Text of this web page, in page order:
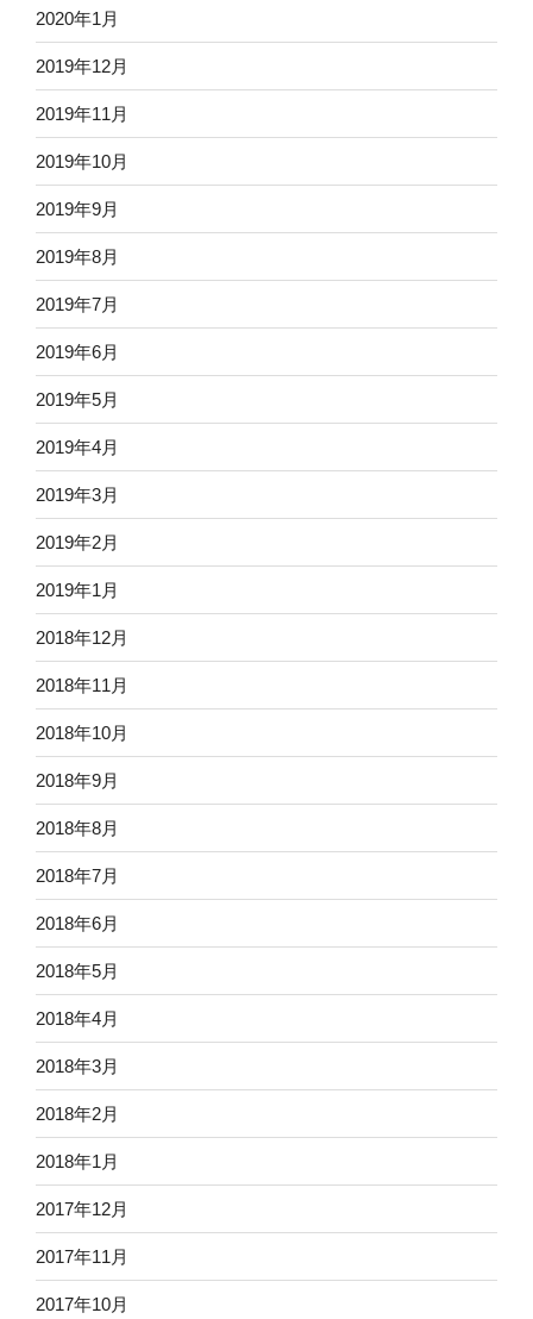
2020年1月
2019年12月
2019年11月
2019年10月
2019年9月
2019年8月
2019年7月
2019年6月
2019年5月
2019年4月
2019年3月
2019年2月
2019年1月
2018年12月
2018年11月
2018年10月
2018年9月
2018年8月
2018年7月
2018年6月
2018年5月
2018年4月
2018年3月
2018年2月
2018年1月
2017年12月
2017年11月
2017年10月